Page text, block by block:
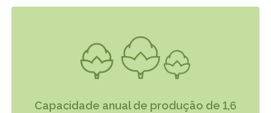
Capacidade anual de produção de 1,6